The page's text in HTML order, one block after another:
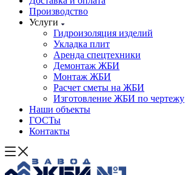
Производство
Услуги
Гидроизоляция изделий
Укладка плит
Аренда спецтехники
Демонтаж ЖБИ
Монтаж ЖБИ
Расчет сметы на ЖБИ
Изготовление ЖБИ по чертежу
Наши объекты
ГОСТы
Контакты